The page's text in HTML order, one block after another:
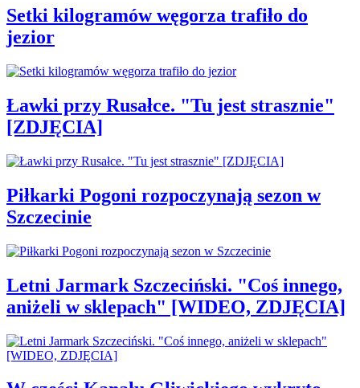
Setki kilogramów węgorza trafiło do
jezior
Ławki przy Rusałce. "Tu jest strasznie"
[ZDJĘCIA]
Piłkarki Pogoni rozpoczynają sezon w
Szczecinie
Letni Jarmark Szczeciński. "Coś innego,
aniżeli w sklepach" [WIDEO, ZDJĘCIA]